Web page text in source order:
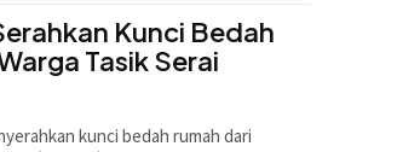
Kunci Bedah
Tasik Serai
kunci bedah rumah dari